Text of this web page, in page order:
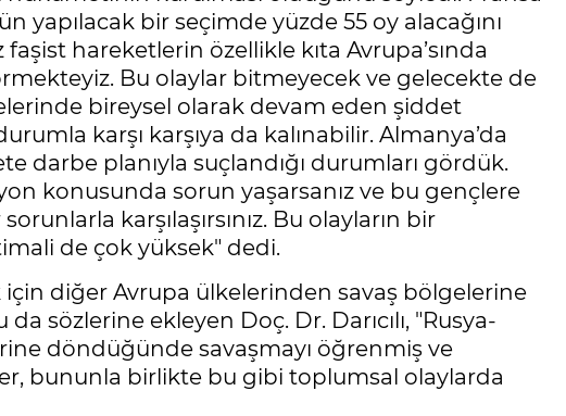
yapılacak bir seçimde yüzde 55 oy alacağını
faşist hareketlerin özellikle kıta Avrupa’sında
Bu olaylar bitmeyecek ve gelecekte de
bireysel olarak devam eden şiddet
karşı karşıya da kalınabilir. Almanya’da
darbe planıyla suçlandığı durumları gördük.
konusunda sorun yaşarsanız ve bu gençlere
karşılaşırsınız. Bu olayların bir
de çok yüksek" dedi.
diğer Avrupa ülkelerinden savaş bölgelerine
sözlerine ekleyen Doç. Dr. Darıcılı, "Rusya-
döndüğünde savaşmayı öğrenmiş ve
bununla birlikte bu gibi toplumsal olaylarda